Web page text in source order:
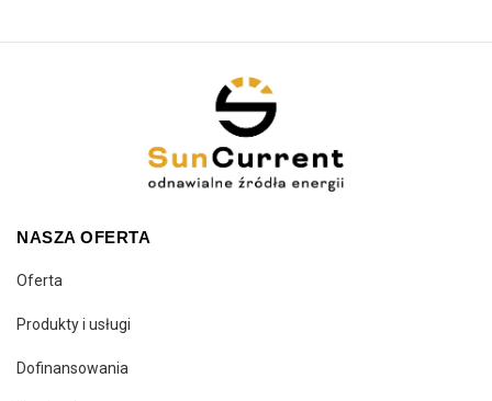
NASZA OFERTA
Oferta
Produkty i usługi
Dofinansowania